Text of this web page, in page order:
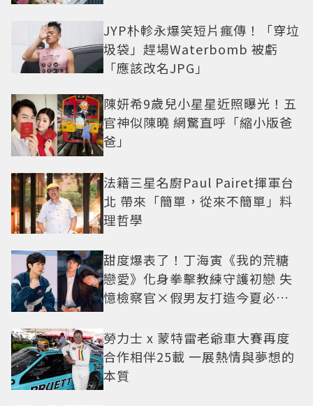
JYP朴軫永爆笑短片瘋傳！「穿垃
圾袋」趕場Waterbomb 被虧
「應該改名JPG」
陳妍希9歲兒小星星近照曝光！五
官神似陳曉 網驚直呼「縮小版爸
爸」
法籍三星名廚Paul Pairet揮軍台
北 帶來「簡單，從來不簡單」料
理哲學
甜度爆表了！丁海寅《我的荒糖
戀愛》化身拳擊教練守護初戀 失
憶檢察官×假男友打造今夏必看
勞力士 x 蒙特雷老爺車大賽再度
合作相伴25載 一展熱情與夢想的
本質